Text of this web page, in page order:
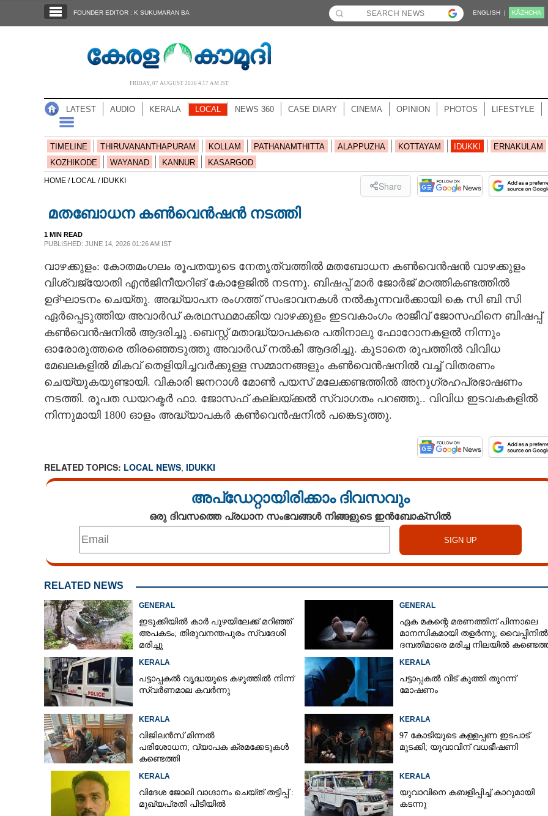
NOTIFIED NEWS
NEWS 360
OPINION
CARTOONS
LITERATURE
CONTACT US
FOUNDER EDITOR : K SUKUMARAN BA ENGLISH | KĀZHCHA
FRIDAY, 07 AUGUST 2026 4.17 AM IST
LATEST AUDIO KERALA LOCAL NEWS 360 CASE DIARY CINEMA OPINION PHOTOS LIFESTYLE
TIMELINE THIRUVANANTHAPURAM KOLLAM PATHANAMTHITTA ALAPPUZHA KOTTAYAM IDUKKI
ERNAKULAM
KOZHIKODE
WAYANAD KANNUR KASARGOD
HOME / LOCAL / IDUKKI Share
മതബോധന കൺവെൻഷൻ നടത്തി
1 MIN READ
PUBLISHED: JUNE 14, 2026 01:26 AM IST
വാഴക്കുളം: കോതമംഗലം രൂപതയുടെ നേതൃത്വത്തിൽ മതബോധന കൺവെൻഷൻ വാഴക്കുളം
വിശ്വജ്യോതി എൻജിനീയറിങ് കോളേജിൽ നടന്നു. ബിഷപ്പ് മാർ ജോർജ് മഠത്തികണ്ടത്തിൽ
ഉദ്ഘാടനം ചെയ്തു. അദ്ധ്യാപന രംഗത്ത് സംഭാവനകൾ നൽകുന്നവർക്കായി കെ സി ബി സി
ഏർപ്പെടുത്തിയ അവാർഡ് കരഥസ്ഥമാക്കിയ വാഴക്കുളം ഇടവകാംഗം രാജീവ് ജോസഫിനെ ബിഷപ്പ്
കൺവെൻഷനിൽ ആദരിച്ചു .ബെസ്റ്റ് മതാദ്ധ്യാപകരെ പതിനാലു ഫോറോനകളൽ നിന്നും
ഓരോരുത്തരെ തിരഞ്ഞെടുത്തു അവാർഡ് നൽകി ആദരിച്ചു. കൂടാതെ രൂപത്തിൽ വിവിധ
മേഖലകളിൽ മികവ് തെളിയിച്ചവർക്കുള്ള സമ്മാനങ്ങളും കൺവെൻഷനിൽ വച്ച് വിതരണം
ചെയ്യുകയുണ്ടായി. വികാരി ജനറാൾ മോൺ പയസ് മലേക്കണ്ടത്തിൽ അനുഗ്രഹപ്രഭാഷണം
നടത്തി. രൂപത ഡയറക്ടർ ഫാ. ജോസഫ് കല്ലയ്ക്കൽ സ്വാഗതം പറഞ്ഞു.. വിവിധ ഇടവകകളിൽ
നിന്നുമായി 1800 ഓളം അദ്ധ്യാപകർ കൺവെൻഷനിൽ പങ്കെടുത്തു.
RELATED TOPICS: LOCAL NEWS, IDUKKI
അപ്ഡേറ്റായിരിക്കാം ദിവസവും
ഒരു ദിവസത്തെ പ്രധാന സംഭവങ്ങൾ നിങ്ങളുടെ ഇൻബോക്സിൽ
RELATED NEWS
GENERAL
ഇടുക്കിയിൽ കാർ പുഴയിലേക്ക് മറിഞ്ഞ്
അപകടം; തിരുവനന്തപുരം സ്വദേശി
മരിച്ചു
GENERAL
ഏക മകന്റെ മരണത്തിന് പിന്നാലെ
മാനസികമായി തളർന്നു; വൈപ്പിനിൽ
ദമ്പതിമാരെ മരിച്ച നിലയിൽ
KERALA
പട്ടാപ്പകൽ വൃദ്ധയുടെ കഴുത്തിൽ നിന്ന്
സ്വർണമാല കവർന്നു
KERALA
പട്ടാപ്പകൽ വീട് കുത്തി തുറന്ന്
മോഷണം
KERALA
വിജിലൻസ് മിന്നൽ
പരിശോധന; വ്യാപക ക്രമക്കേടുകൾ
കണ്ടെത്തി
KERALA
97 കോടിയുടെ കള്ളപ്പണ ഇടപാട്
മുടക്കി; യുവാവിന് വധഭീഷണി
KERALA
വിദേശ ജോലി വാഗ്ദാനം ചെയ്ത് തട്ടിപ്പ് :
മുഖ്യപ്രതി പിടിയിൽ
KERALA
യുവാവിനെ കബളിപ്പിച്ച് കാറുമായി
കടന്നു